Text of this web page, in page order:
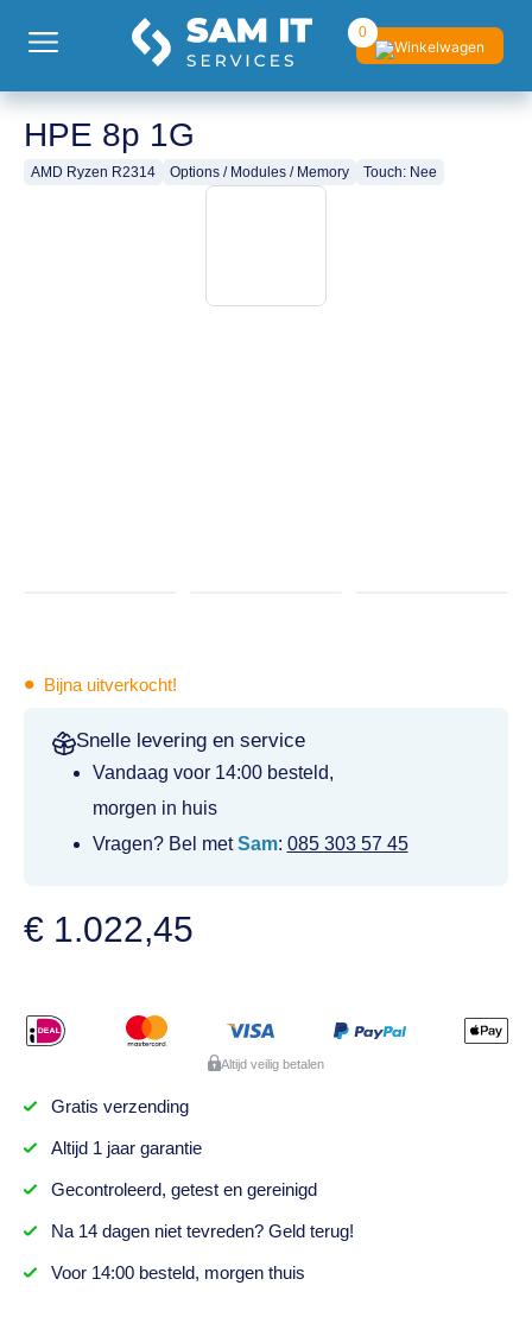
0
HPE 8p 1G
AMD Ryzen R2314 Options / Modules / Memory Touch: Nee
• Bijna uitverkocht!
Snelle levering en service
Vandaag voor 14:00 besteld,
morgen in huis
Vragen? Bel metSam: 085 303 57 45
€ 1.022,45
Altijd veilig betalen
Gratis verzending
Altijd 1 jaargarantie
Gecontroleerd, getesten gereinigd
Na 14 dagenniet tevreden? Geld terug!
Voor 14:00 besteld, morgen thuis